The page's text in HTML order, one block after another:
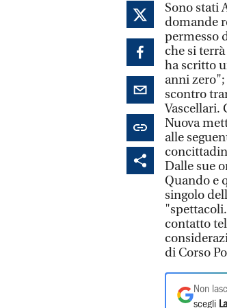
Sono stati
domande
permesso
che si
ha scritto
anni
scontro
Vascellari.
Nuova
alle
Dalle sue
Quando e
singolo
contatto
di Corso
Non
scegli